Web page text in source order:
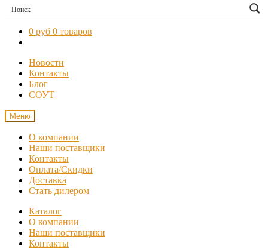
0 руб 0 товаров
Новости
Контакты
Блог
СОУТ
Меню
О компании
Наши поставщики
Контакты
Оплата/Скидки
Доставка
Стать дилером
Каталог
О компании
Наши поставщики
Контакты